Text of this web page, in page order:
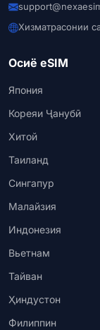
Хизматрасонии
Осиё eSIM
Япония
Кореяи Ҷанубӣ
Хитой
Таиланд
Сингапур
Малайзия
Индонезия
Вьетнам
Тайван
Ҳиндустон
Филиппин